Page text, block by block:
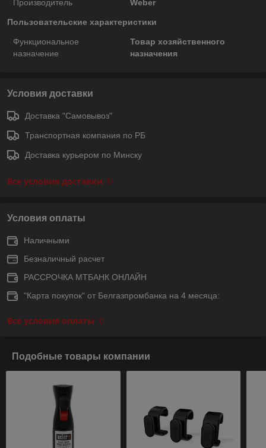
Производитель Weber
Пользовательские характеристики
Функциональное
назначение
Товар хозяйственного
назначения
Условия доставки
Доставка "Самовывоз"
Транспортная компания по РБ
Доставка курьером по Минску
Все условия доставки
Условия оплаты
Наличными
Безналичный расчет
РАССРОЧКА МТБАНК ОНЛАЙН
"Карта покупок" от Белгазпромбанка на 4 месяца:
Все условия оплаты
Подобные товары компании